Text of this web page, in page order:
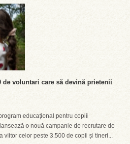
de voluntari care să devină prietenii
educațional pentru copiii
o nouă campanie de recrutare de
viitor celor peste 3.500 de copii și tineri...